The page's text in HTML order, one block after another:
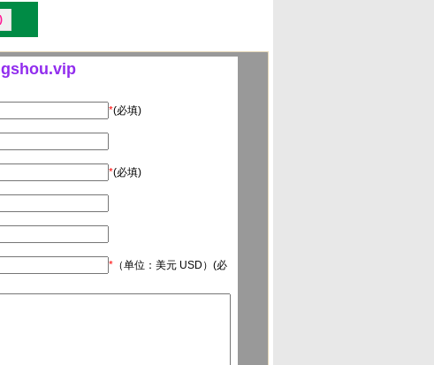
*(必填)
*(必填)
* （单位：美元 USD）(必